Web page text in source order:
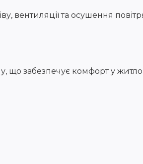
вентиляції та осушення
що забезпечує комфорт у